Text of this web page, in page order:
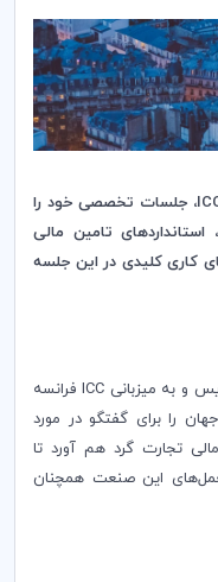
،‌ جلسات تخصصی خود را
تامین مالی
کاری کلیدی در این جلسه
و‌ به میزبانی ICC فرانسه
از سراسر جهان را برای گفتگو در مورد
تجارت گرد هم‌ آورد تا
این صنعت همچنان